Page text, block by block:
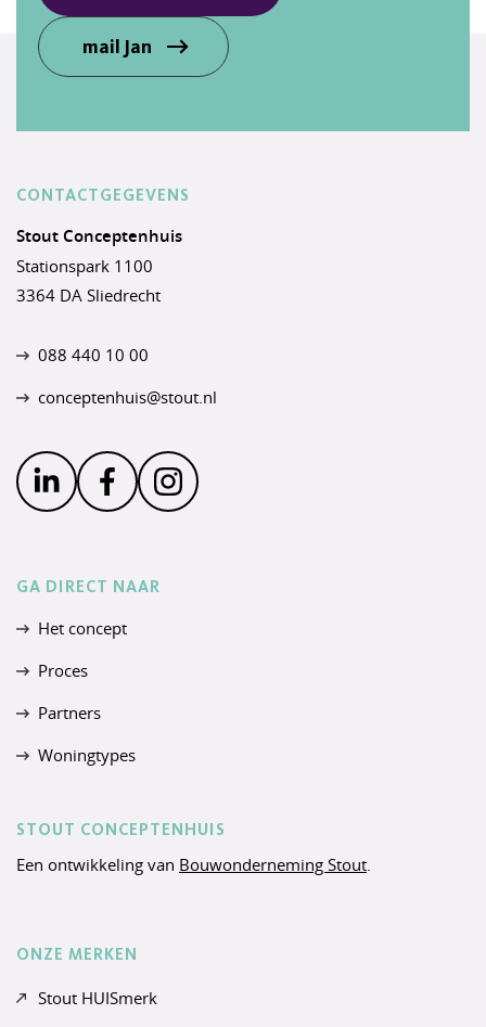
mail Jan
CONTACTGEGEVENS
Stout Conceptenhuis
Stationspark 1100
3364 DA Sliedrecht
088 440 10 00
conceptenhuis@stout.nl
GA DIRECT NAAR
Het concept
Proces
Partners
Woningtypes
STOUT CONCEPTENHUIS
Een ontwikkeling van Bouwonderneming Stout.
ONZE MERKEN
Stout HUISmerk